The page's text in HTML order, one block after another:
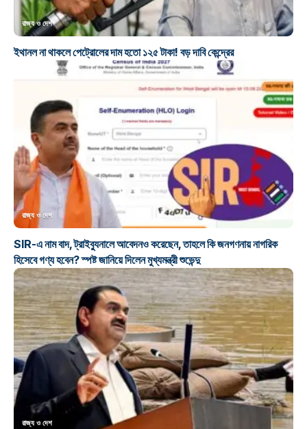
রাজ্য ও দেশ
ইথানল না থাকলে পেট্রোলের দাম হতো ১২৫ টাকা! বড় দাবি কেন্দ্রের
রাজ্য ও দেশ
SIR-এ নাম বাদ, ট্রাইব্যুনালে আবেদনও করেছেন, তাহলে কি জনগণনায় নাগরিক
হিসেবে গণ্য হবেন? স্পষ্ট জানিয়ে দিলেন মুখ্যমন্ত্রী শুভেন্দু
রাজ্য ও দেশ